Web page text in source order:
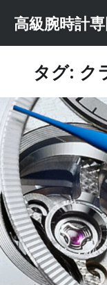
テ
へ
ス
キ
ッ
プ
高級腕時計
タグ: ク